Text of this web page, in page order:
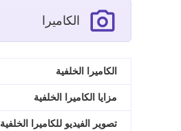
الكاميرا
الكاميرا الخلفية
مزايا الكاميرا الخلفية
تصوير الفيديو للكاميرا الخلفية